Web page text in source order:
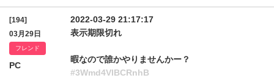
[194]
03月29日
フレンド
PC
2022-03-29 21:17:17
表示期限切れ
暇なので誰かやりませんかー？
#3Wmd4VlBCRnhB